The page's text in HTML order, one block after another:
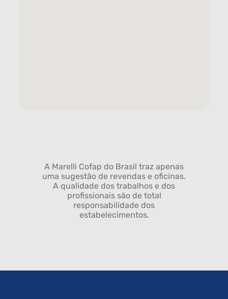
A Marelli Cofap do Brasil traz apenas
uma sugestão de revendas e oficinas.
A qualidade dos trabalhos e dos
profissionais são de total
responsabilidade dos
estabelecimentos.